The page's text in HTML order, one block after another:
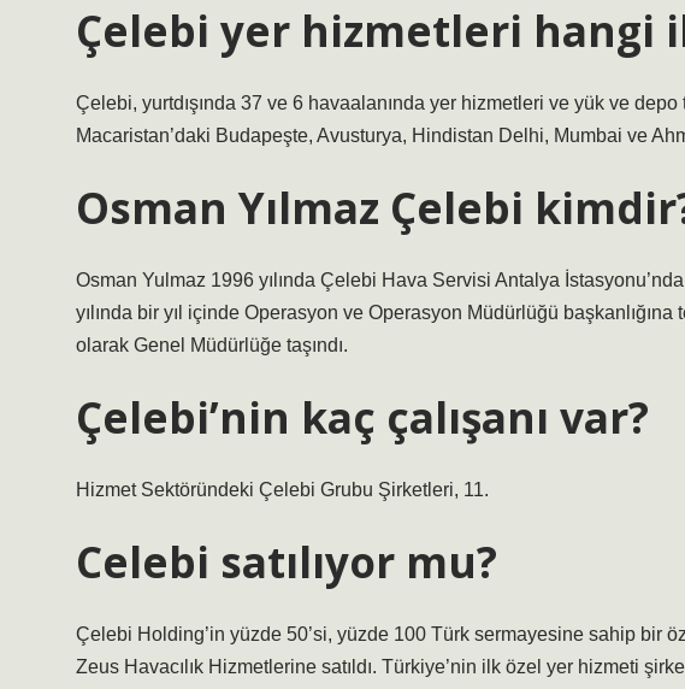
Çelebi yer hizmetleri hangi
Çelebi, yurtdışında 37 ve 6 havaalanında yer hizmetleri ve yük ve
Macaristan’daki Budapeşte, Avusturya, Hindistan Delhi, Mumbai ve
Osman Yılmaz Çelebi
Osman Yulmaz 1996 yılında Çelebi Hava Servisi Antalya
yılında bir yıl içinde Operasyon ve Operasyon Müdürlüğü başkanlığına
olarak Genel Müdürlüğe taşındı.
Çelebi’nin kaç çalışanı var?
Hizmet Sektöründeki Çelebi Grubu Şirketleri, 11.
Celebi satılıyor mu?
Çelebi Holding’in yüzde 50’si, yüzde 100 Türk sermayesine sahip bir
Zeus Havacılık Hizmetlerine satıldı. Türkiye’nin ilk özel yer hizmeti